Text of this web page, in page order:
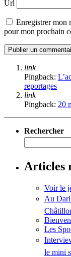
Url
Enregistrer mon
pour mon prochain
link
Pingback:
reportages
link
Pingback: 20
Rechercher
Articles
Voir le
Au
Les
le mini